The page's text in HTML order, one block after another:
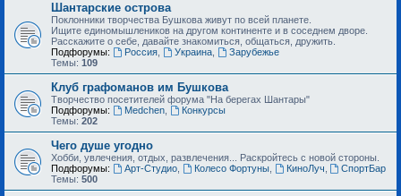
Шантарские острова
Поклонники творчества Бушкова живут по всей планете.
Ищите единомышлеников на другом континенте и в соседнем дворе.
Расскажите о себе, давайте знакомиться, общаться, дружить.
Подфорумы:
Россия, Украина,
Зарубежье
Темы: 109
Клуб графоманов им Бушкова
Творчество посетителей форума "На берегах Шантары"
Подфорумы:
Medchen,
Конкурсы
Темы: 202
Чего душе угодно
Хобби, увлечения, отдых, развлечения... Раскройтесь с новой стороны.
Подфорумы:
Арт-Студио, Колесо Фортуны, КиноЛуч
СпортБар
Темы: 500